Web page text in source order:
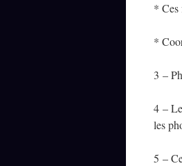
* Ces
*
3 –
4 –
les
5 –